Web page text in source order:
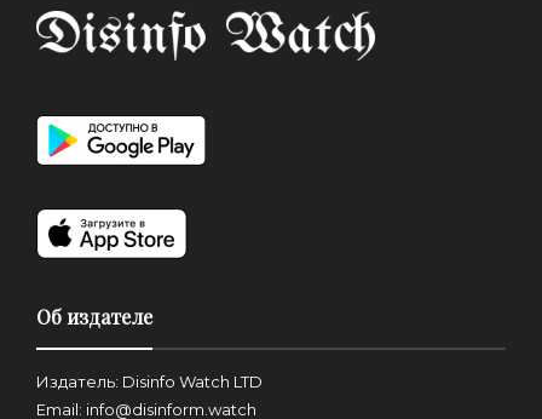
Об издателе
Издатель: Disinfo Watch LTD
Email: info@disinform.watch